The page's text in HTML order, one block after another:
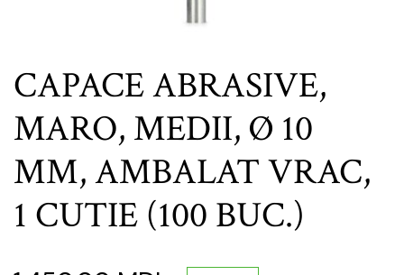
CAPACE ABRASIVE,
MARO, MEDII, Ø 10
MM, AMBALAT VRAC,
1 CUTIE (100 BUC.)